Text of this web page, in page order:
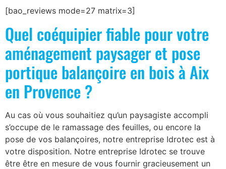
[bao_reviews mode=27 matrix=3]
Quel coéquipier fiable pour votre
aménagement paysager et pose
portique balançoire en bois à Aix
en Provence ?
Au cas où vous souhaitiez qu’un paysagiste accompli
s’occupe de le ramassage des feuilles, ou encore la
pose de vos balançoires, notre entreprise Idrotec est à
votre disposition. Notre entreprise Idrotec se trouve
être être en mesure de vous fournir gracieusement un